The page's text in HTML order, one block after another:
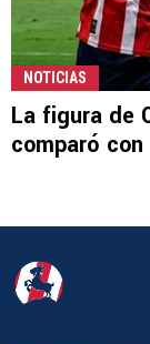
NOTICIAS
La figura de
comparó